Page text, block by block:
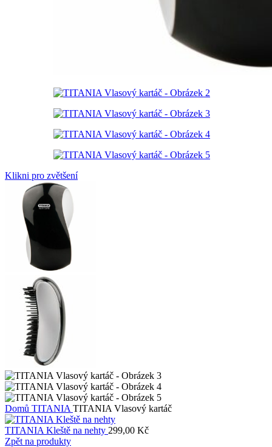
Klikni pro zvětšení
Domů TITANIA TITANIA Vlasový kartáč
TITANIA Kleště na nehty 299,00 Kč
Zpět na produkty